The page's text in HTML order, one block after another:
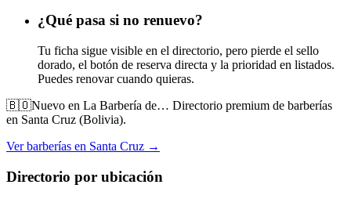
¿Qué pasa si no renuevo?
Tu ficha sigue visible en el directorio, pero pierde el sello
dorado, el botón de reserva directa y la prioridad en listados.
Puedes renovar cuando quieras.
🇧🇴Nuevo en La Barbería de… Directorio premium de barberías
en Santa Cruz (Bolivia).
Ver barberías en Santa Cruz →
Directorio por ubicación